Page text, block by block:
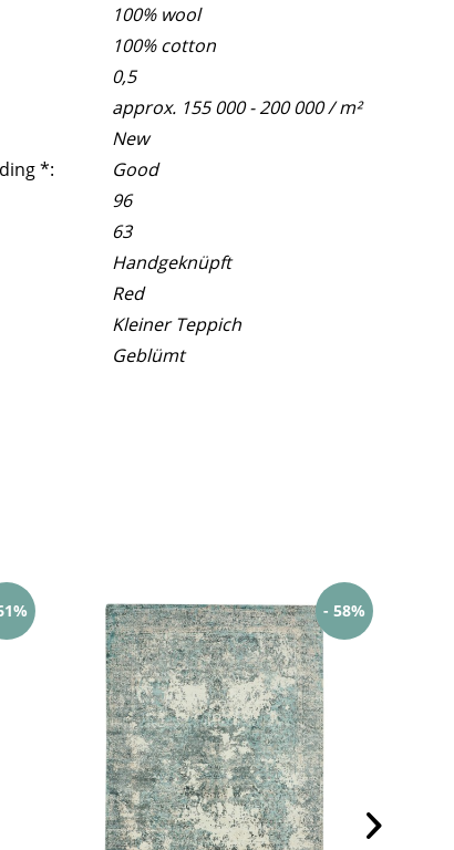
100% wool
100% cotton
0,5
approx. 155 000 - 200 000 / m²
New
*:
Good
96
63
Handgeknüpft
Red
Kleiner Teppich
Geblümt
- 58%